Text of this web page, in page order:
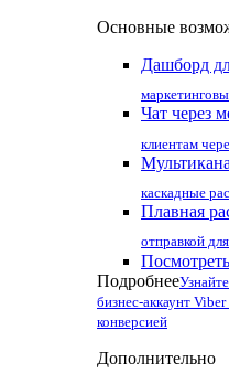
Основные
Дашборд
Чат через
клиентам
каскадные
Плавная
отправкой
Подробнее
бизнес-аккаунт
конверсией
Дополнительно